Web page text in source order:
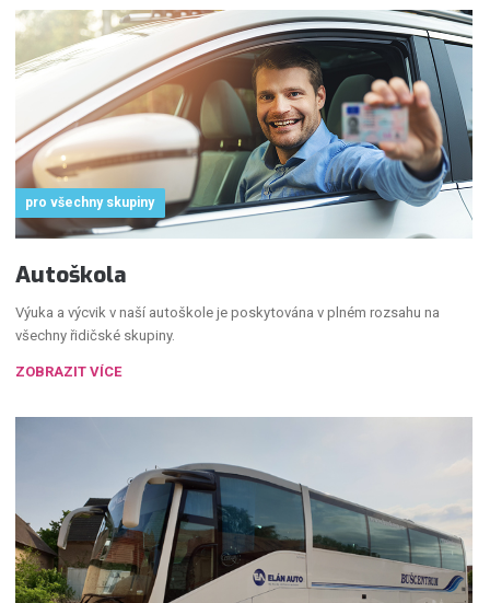
pro všechny skupiny
Autoškola
Výuka a výcvik v naší autoškole je poskytována v plném rozsahu na
všechny řidičské skupiny.
ZOBRAZIT VÍCE